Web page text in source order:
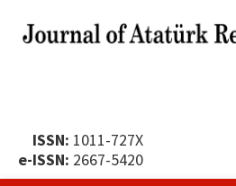
ISSN: 1011-727X
e-ISSN: 2667-5420